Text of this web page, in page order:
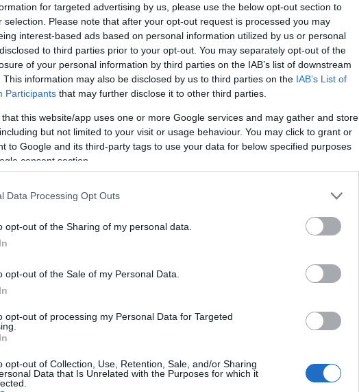
for targeted advertising by us, please use the below opt-out section to
selection. Please note that after your opt-out request is processed you may
interest-based ads based on personal information utilized by us or personal
to third parties prior to your opt-out. You may separately opt-out of the
of your personal information by third parties on the IAB’s list of downstream
This information may also be disclosed by us to third parties on the IAB’s List of
Participants that may further disclose it to other third parties.
that this website/app uses one or more Google services and may gather and store
but not limited to your visit or usage behaviour. You may click to grant or
to Google and its third-party tags to use your data for below specified purposes
consent section.
Data Processing Opt Outs
opt-out of the Sharing of my personal data.
opt-out of the Sale of my Personal Data.
opt-out of processing my Personal Data for Targeted
opt-out of Collection, Use, Retention, Sale, and/or Sharing
Data that Is Unrelated with the Purposes for which it
Lecce
la collaborazione tra enti locali e forze di
e a promuovere un uso responsabile delle
si concentrerà su aree critiche e
stradale per i cittadini. La Prefettura ha
la nostra priorità e lavoreremo insieme per
progetto si inserisce in un contesto più ampio